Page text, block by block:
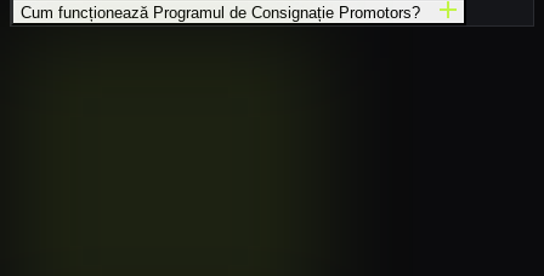
Cum funcționează Programul de Consignație Promotors?